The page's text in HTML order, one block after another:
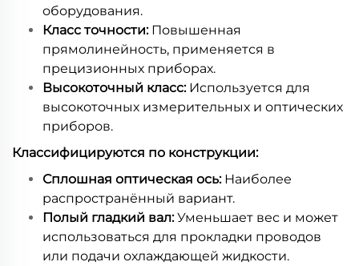
оборудования.
Класс точности: Повышенная
прямолинейность, применяется в
прецизионных приборах.
Высокоточный класс: Используется для
высокоточных измерительных и оптических
приборов.
Классифицируются по конструкции:
Сплошная оптическая ось: Наиболее
распространённый вариант.
Полый гладкий вал:Уменьшает вес и может
использоваться для прокладки проводов
или подачи охлаждающей жидкости.